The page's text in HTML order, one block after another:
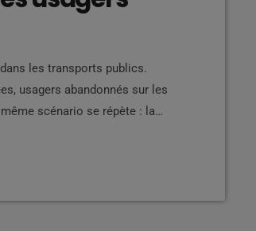
les transports publics.
usagers abandonnés sur les
scénario se répète : la
quelques